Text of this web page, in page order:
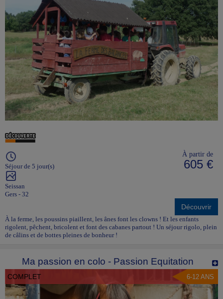
Séjour de 5 jour(s)
Seissan
Gers - 32
À partir de
605 €
Découvrir
À la ferme, les poussins piaillent, les ânes font les clowns ! Et les enfants
rigolent, pêchent, bricolent et font des cabanes partout ! Un séjour rigolo, plein
de câlins et de bottes pleines de bonheur !
Ma passion en colo - Passion Equitation
COMPLET 6-12 ANS